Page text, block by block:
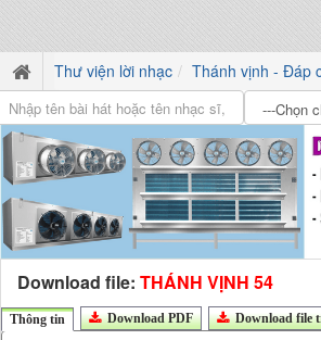
Thư viện lời nhạc Thánh vịnh - Đáp
Download file: THÁNH VỊNH 54
Thông tin Download PDF Download file